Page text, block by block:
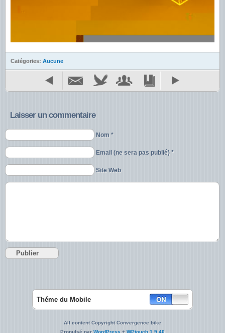
Catégories: Aucune
Laisser un commentaire
Nom *
Email (ne sera pas publié) *
Site Web
Théme du Mobile
All content Copyright Convergence bike
Propulsé parWordPress + WPtouch 1.9.40